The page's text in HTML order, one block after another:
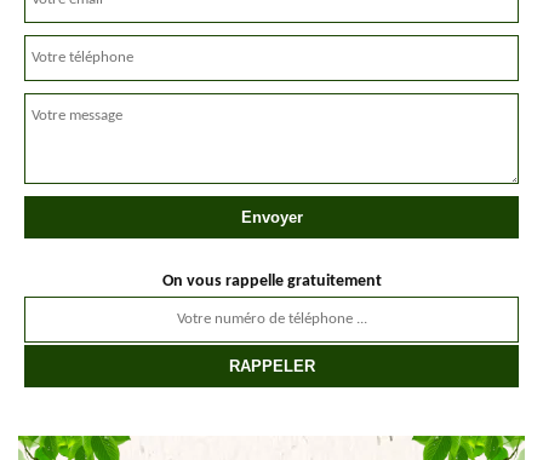
On vous rappelle gratuitement